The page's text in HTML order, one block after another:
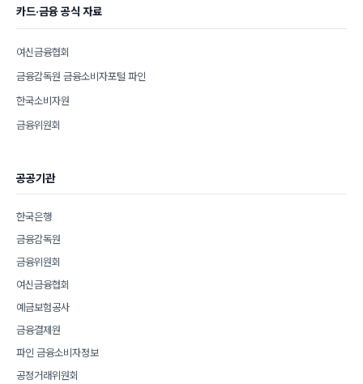
카드·금융 공식 자료
여신금융협회
금융감독원 금융소비자포털 파인
한국소비자원
금융위원회
공공기관
한국은행
금융감독원
금융위원회
여신금융협회
예금보험공사
금융결제원
파인 금융소비자정보
공정거래위원회